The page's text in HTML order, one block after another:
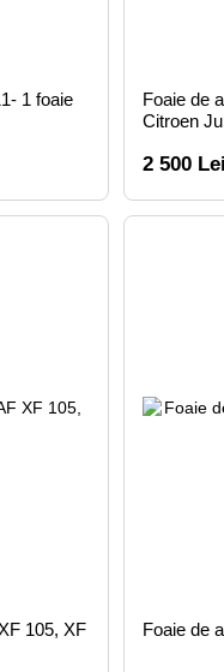
1 foaie
Foaie de
Citroen
2 500 Lei
105, XF
Foaie de